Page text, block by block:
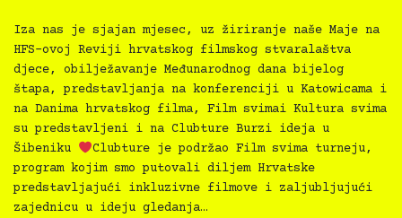
Iza nas je sjajan mjesec, uz žiriranje naše Maje na
HFS-ovoj Reviji hrvatskog filmskog stvaralaštva
djece, obilježavanje Međunarodnog dana bijelog
štapa, predstavljanja na konferenciji u Katowicama i
na Danima hrvatskog filma, Film svimai Kultura svima
su predstavljeni i na Clubture Burzi ideja u
Šibeniku
Clubture je podržao Film svima turneju,
program kojim smo putovali diljem Hrvatske
predstavljajući inkluzivne filmove i zaljubljujući
zajednicu u ideju gledanja…